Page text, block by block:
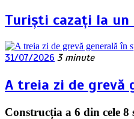
Turiști cazați la un
31/07/2026 3 minute
A treia zi de
Construcția a 6 din cele